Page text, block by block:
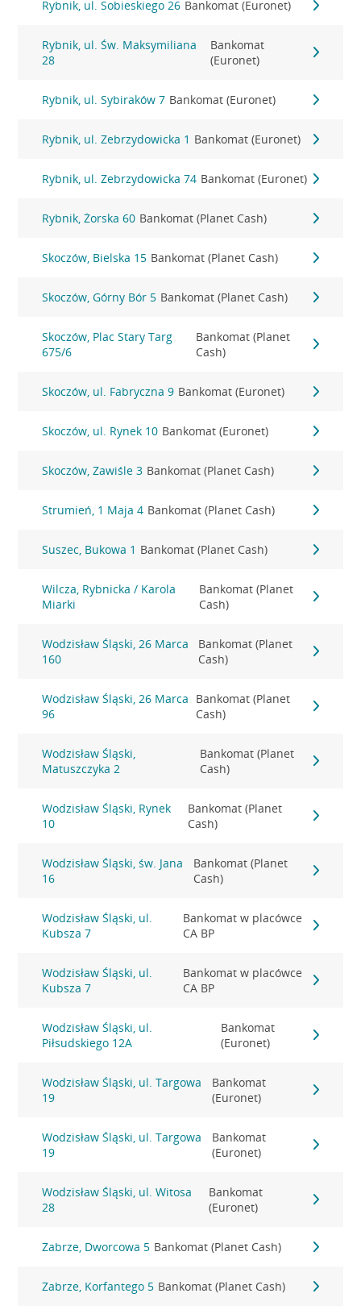
Rybnik, ul. Sobieskiego 26 Bankomat (Euronet)
Rybnik, ul. Św. Maksymiliana
28
Bankomat
(Euronet)
Rybnik, ul. Sybiraków 7 Bankomat (Euronet)
Rybnik, ul. Zebrzydowicka 1 Bankomat (Euronet)
Rybnik, ul. Zebrzydowicka 74 Bankomat (Euronet)
Rybnik, Żorska 60 Bankomat (Planet Cash)
Skoczów, Bielska 15 Bankomat (Planet Cash)
Skoczów, Górny Bór 5 Bankomat (Planet Cash)
Skoczów, Plac Stary Targ
675/6
Bankomat (Planet
Cash)
Skoczów, ul. Fabryczna 9 Bankomat (Euronet)
Skoczów, ul. Rynek 10 Bankomat (Euronet)
Skoczów, Zawiśle 3 Bankomat (Planet Cash)
Strumień, 1 Maja 4 Bankomat (Planet Cash)
Suszec, Bukowa 1 Bankomat (Planet Cash)
Wilcza, Rybnicka / Karola
Miarki
Bankomat (Planet
Cash)
Wodzisław Śląski, 26 Marca
160
Bankomat (Planet
Cash)
Wodzisław Śląski, 26 Marca
96
Bankomat (Planet
Cash)
Wodzisław Śląski,
Matuszczyka 2
Bankomat (Planet
Cash)
Wodzisław Śląski, Rynek
10
Bankomat (Planet
Cash)
Wodzisław Śląski, św. Jana
16
Bankomat (Planet
Cash)
Wodzisław Śląski, ul.
Kubsza 7
Bankomat w placówce
CA BP
Wodzisław Śląski, ul.
Kubsza 7
Bankomat w placówce
CA BP
Wodzisław Śląski, ul.
Piłsudskiego 12A
Bankomat
(Euronet)
Wodzisław Śląski, ul. Targowa
19
Bankomat
(Euronet)
Wodzisław Śląski, ul. Targowa
19
Bankomat
(Euronet)
Wodzisław Śląski, ul. Witosa
28
Bankomat
(Euronet)
Zabrze, Dworcowa 5 Bankomat (Planet Cash)
Zabrze, Korfantego 5 Bankomat (Planet Cash)